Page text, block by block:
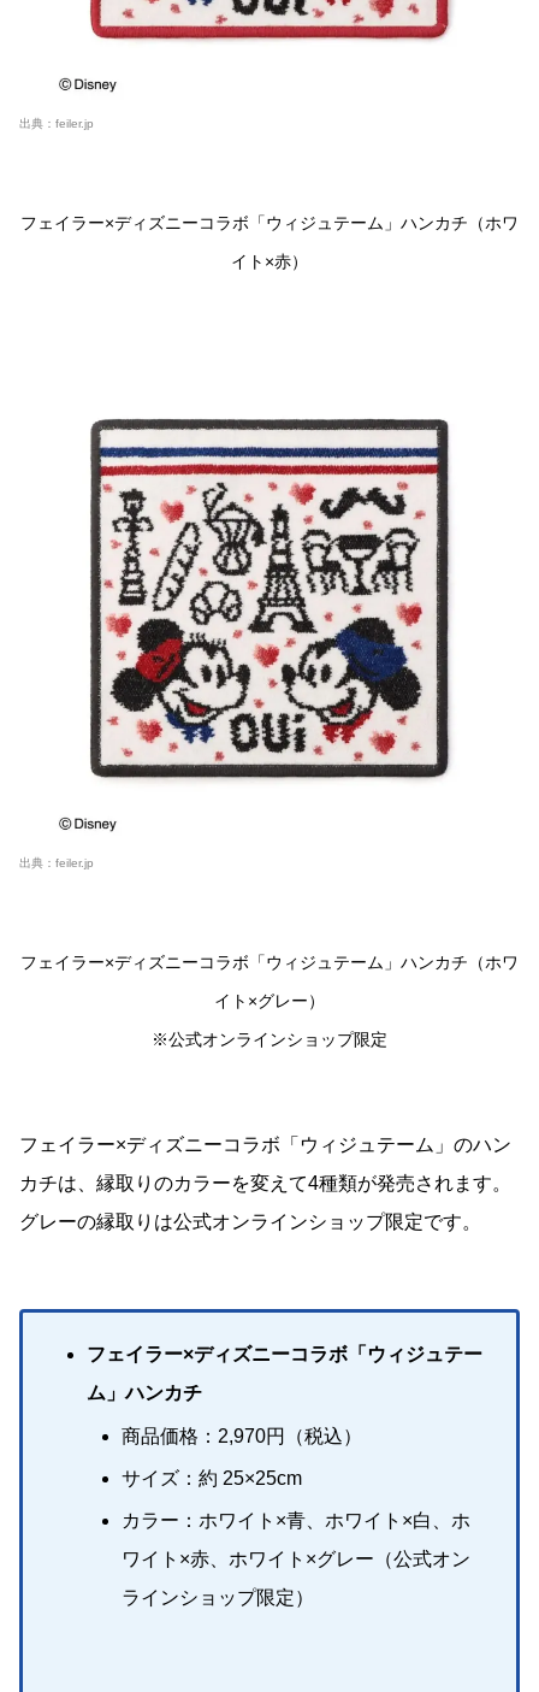
出典： feiler.jp
フェイラー×ディズニーコラボ「ウィジュテーム」ハンカチ（ホワ
イト×赤）
出典： feiler.jp
フェイラー×ディズニーコラボ「ウィジュテーム」ハンカチ（ホワ
イト×グレー）
※公式オンラインショップ限定
フェイラー×ディズニーコラボ「ウィジュテーム」のハン
カチは、縁取りのカラーを変えて4種類が発売されます。
グレーの縁取りは公式オンラインショップ限定です。
フェイラー×ディズニーコラボ「ウィジュテー
ム」ハンカチ
商品価格：2,970円（税込）
サイズ：約 25×25cm
カラー：ホワイト×青、ホワイト×白、ホ
ワイト×赤、ホワイト×グレー（公式オン
ラインショップ限定）